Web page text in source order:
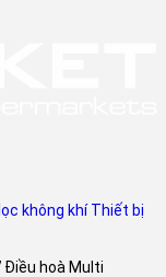
không khí Thiết bị
Điều hoà Multi